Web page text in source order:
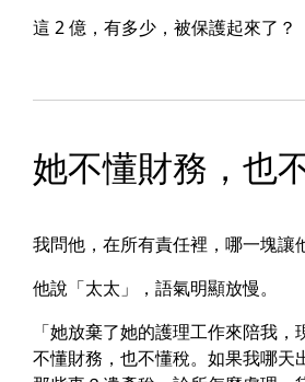
這 2 億，有多少，被保護起來了？
她不懂財務，也
我問他，在所有責任裡，哪一塊讓
他說「太太」，語氣明顯放慢。
「她放棄了她的護理工作來陪我
不懂財務，也不懂稅。如果我哪天